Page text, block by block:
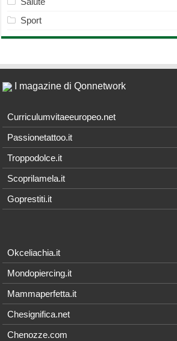
Sport
I magazine di Qonnetwork
Curriculumvitaeeuropeo.net
Passionetattoo.it
Troppodolce.it
Scoprilamela.it
Goprestiti.it
Okceliachia.it
Mondopiercing.it
Mammaperfetta.it
Chesignifica.net
Chenozze.com